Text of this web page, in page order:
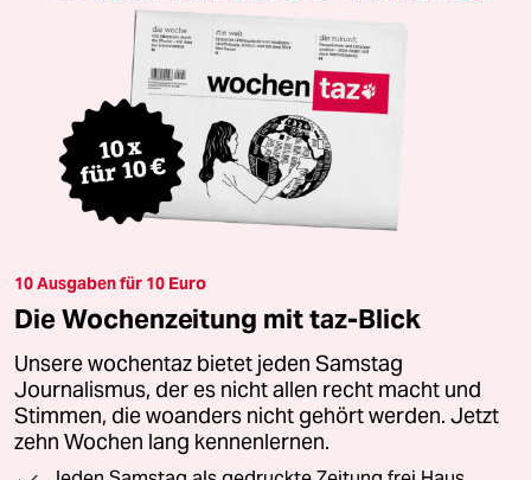
10 Ausgaben für 10 Euro
Die Wochenzeitung mit taz-Blick
Unsere wochentaz bietet jeden Samstag
Journalismus, der es nicht allen recht macht und
Stimmen, die woanders nicht gehört werden. Jetzt
zehn Wochen lang kennenlernen.